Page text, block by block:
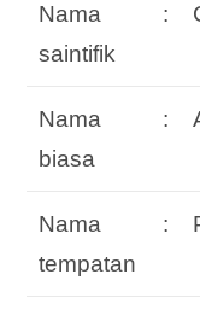
Nama
saintifik
:
Nama
biasa
:
Nama
tempatan
: